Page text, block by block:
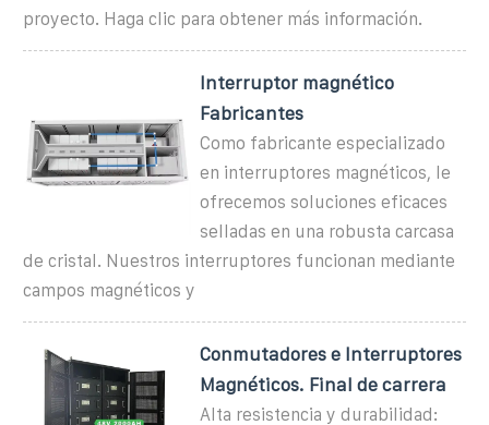
proyecto. Haga clic para obtener más información.
Interruptor magnético
Fabricantes
Como fabricante especializado
en interruptores magnéticos, le
ofrecemos soluciones eficaces
selladas en una robusta carcasa
de cristal. Nuestros interruptores funcionan mediante
campos magnéticos y
Conmutadores e Interruptores
Magnéticos. Final de carrera
Alta resistencia y durabilidad: